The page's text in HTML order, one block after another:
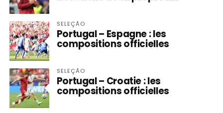
SELEÇÃO
Portugal – Espagne : les
compositions officielles
SELEÇÃO
Portugal – Croatie : les
compositions officielles